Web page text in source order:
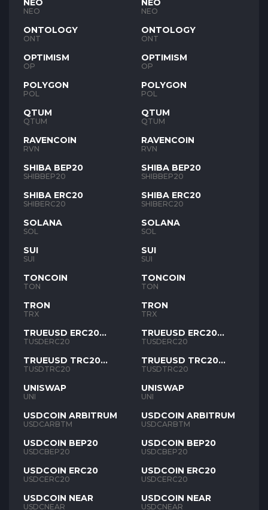
NEO
NEO
ONTOLOGY
ONT
OPTIMISM
OP
POLYGON
POL
QTUM
QTUM
RAVENCOIN
RVN
SHIBA BEP20
SHIBBEP20
SHIBA ERC20
SHIBERC20
SOLANA
SOL
SUI
SUI
TONCOIN
TON
TRON
TRX
TRUEUSD ERC20
TUSD
TUSDERC20
TRUEUSD TRC20
TUSD
TUSDTRC20
UNISWAP
UNI
USDCOIN ARBITRUM
USDCARBTM
USDCOIN BEP20
USDCBEP20
USDCOIN ERC20
USDCERC20
USDCOIN NEAR
USDCNEAR
NEO
NEO
ONTOLOGY
ONT
OPTIMISM
OP
POLYGON
POL
QTUM
QTUM
RAVENCOIN
RVN
SHIBA BEP20
SHIBBEP20
SHIBA ERC20
SHIBERC20
SOLANA
SOL
SUI
SUI
TONCOIN
TON
TRON
TRX
TRUEUSD ERC20
TUSD
TUSDERC20
TRUEUSD TRC20
TUSD
TUSDTRC20
UNISWAP
UNI
USDCOIN ARBITRUM
USDCARBTM
USDCOIN BEP20
USDCBEP20
USDCOIN ERC20
USDCERC20
USDCOIN NEAR
USDCNEAR